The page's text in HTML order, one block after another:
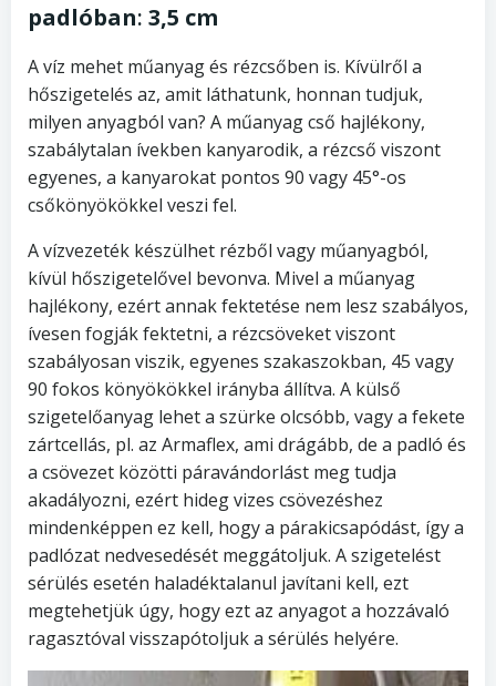
padlóban: 3,5 cm
A víz mehet műanyag és rézcsőben is. Kívülről a
hőszigetelés az, amit láthatunk, honnan tudjuk,
milyen anyagból van? A műanyag cső hajlékony,
szabálytalan ívekben kanyarodik, a rézcső viszont
egyenes, a kanyarokat pontos 90 vagy 45°-os
csőkönyökökkel veszi fel.
A vízvezeték készülhet rézből vagy műanyagból,
kívül hőszigetelővel bevonva. Mivel a műanyag
hajlékony, ezért annak fektetése nem lesz szabályos,
ívesen fogják fektetni, a rézcsöveket viszont
szabályosan viszik, egyenes szakaszokban, 45 vagy
90 fokos könyökökkel irányba állítva. A külső
szigetelőanyag lehet a szürke olcsóbb, vagy a fekete
zártcellás, pl. az Armaflex, ami drágább, de a padló és
a csövezet közötti páravándorlást meg tudja
akadályozni, ezért hideg vizes csövezéshez
mindenképpen ez kell, hogy a párakicsapódást, így a
padlózat nedvesedését meggátoljuk. A szigetelést
sérülés esetén haladéktalanul javítani kell, ezt
megtehetjük úgy, hogy ezt az anyagot a hozzávaló
ragasztóval visszapótoljuk a sérülés helyére.